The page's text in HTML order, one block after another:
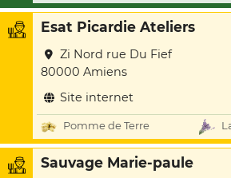
Esat Picardie Ateliers
Zi Nord rue Du Fief
80000 Amiens
Site internet
Pomme de Terre
Sauvage Marie-paule